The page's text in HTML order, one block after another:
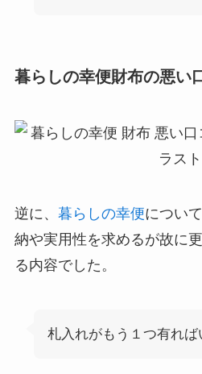
暮らしの幸便財布の悪い
逆に、 暮らしの幸便につい
納や実用性を求めるが故に
る内容でした。
札入れがもう１つ有れば